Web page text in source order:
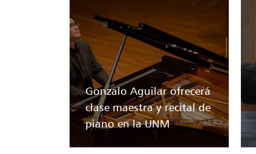
Gonzalo Aguilar ofrecerá
clase maestra y recital de
piano en la UNM